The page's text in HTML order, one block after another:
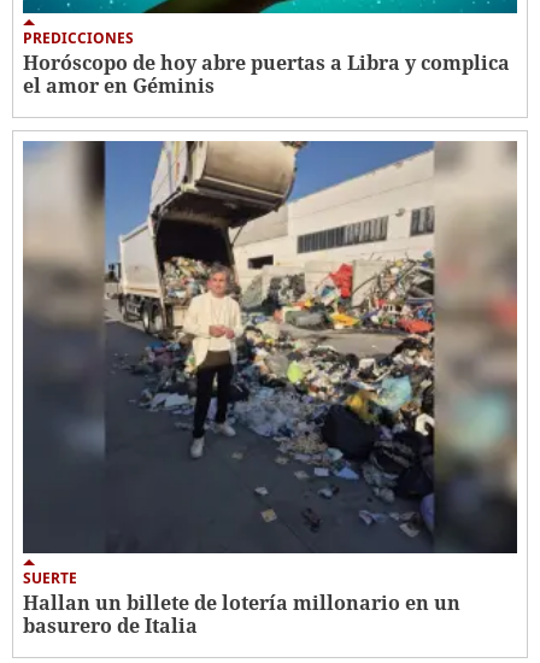
PREDICCIONES
Horóscopo de hoy abre puertas a Libra y complica
el amor en Géminis
SUERTE
Hallan un billete de lotería millonario en un
basurero de Italia